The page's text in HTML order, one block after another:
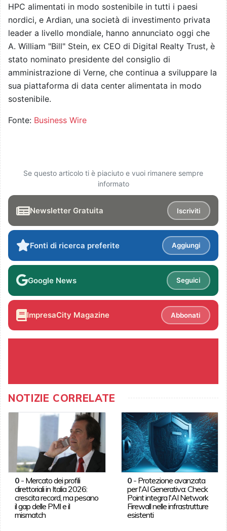
HPC alimentati in modo sostenibile in tutti i paesi
nordici, e Ardian, una società di investimento privata
leader a livello mondiale, hanno annunciato oggi che
A. William "Bill" Stein, ex CEO di Digital Realty Trust, è
stato nominato presidente del consiglio di
amministrazione di Verne, che continua a sviluppare la
sua piattaforma di data center alimentata in modo
sostenibile.
Fonte: Business Wire
Se questo articolo ti è piaciuto e vuoi rimanere sempre
informato
Newsletter Gratuita Iscriviti
Fonti di ricerca preferite Aggiungi
Google News Seguici
ImpresaCity Magazine Abbonati
NOTIZIE CORRELATE
0- Mercato dei profili
direttoriali in Italia 2026:
crescita record, ma pesano
il gap delle PMI e il
mismatch
0 - Protezione avanzata
per l'AI Generativa: Check
Point integra l'AI Network
Firewall nelle infrastrutture
esistenti